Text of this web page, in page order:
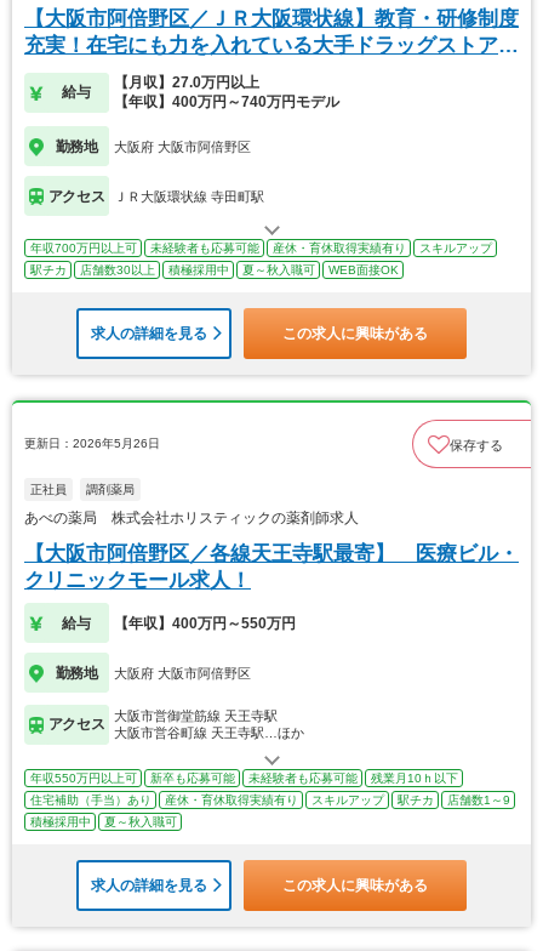
【大阪市阿倍野区／ＪＲ大阪環状線】教育・研修制度
充実！在宅にも力を入れている大手ドラッグストアで
す。
給与
【月収】27.0万円以上
【年収】400万円～740万円モデル
勤務地 大阪府 大阪市阿倍野区
アクセス ＪＲ大阪環状線 寺田町駅
年収700万円以上可 未経験者も応募可能 産休・育休取得実績有り
スキルアップ
駅チカ
店舗数30以上 積極採用中 夏～秋入職可 WEB面接OK
求人の詳細を見る この求人に興味がある
更新日：2026年5月26日 保存する
正社員 調剤薬局
あべの薬局 株式会社ホリスティックの薬剤師求人
【大阪市阿倍野区／各線天王寺駅最寄】 医療ビル・
クリニックモール求人！
給与 【年収】400万円～550万円
勤務地 大阪府 大阪市阿倍野区
アクセス
大阪市営御堂筋線 天王寺駅
大阪市営谷町線 天王寺駅…ほか
年収550万円以上可 新卒も応募可能 未経験者も応募可能
残業月10ｈ以下
住宅補助（手当）あり
産休・育休取得実績有り スキルアップ 駅チカ
店舗数1～9
積極採用中
夏～秋入職可
求人の詳細を見る この求人に興味がある